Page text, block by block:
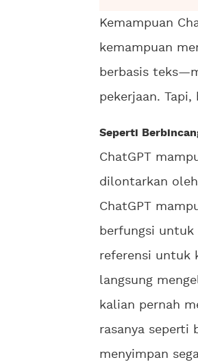
Kemampuan
kemampuan
berbasis
pekerjaan. Tapi,
Seperti
ChatGPT
dilontarkan
ChatGPT
berfungsi
referensi untuk
langsung
kalian pernah
rasanya seperti
menyimpan